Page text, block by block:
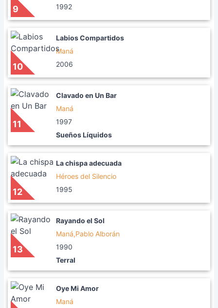
9
1992
10
Labios Compartidos
Maná
2006
11
Clavado en Un Bar
Maná
1997
Sueños Líquidos
12
La chispa adecuada
Héroes del Silencio
1995
13
Rayando el Sol
Maná,Pablo Alborán
1990
Terral
Oye Mi Amor
Maná